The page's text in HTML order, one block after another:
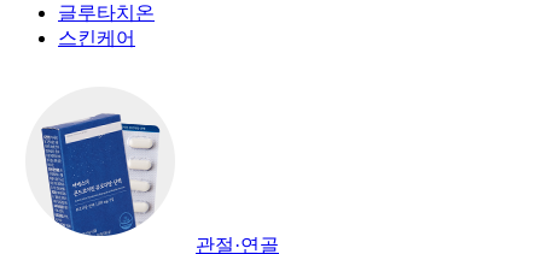
글루타치온
스킨케어
관절·연골